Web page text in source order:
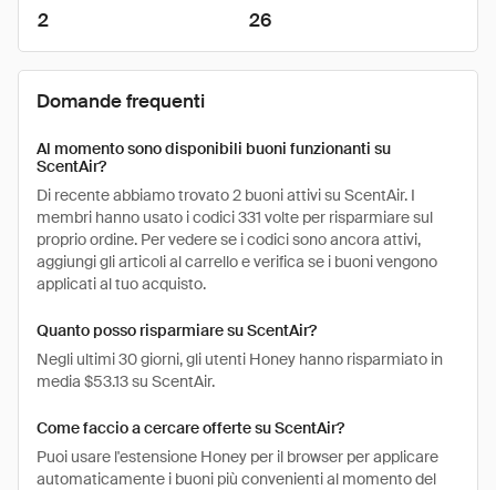
2 26
Domande frequenti
Al momento sono disponibili buoni funzionanti su
ScentAir?
Di recente abbiamo trovato 2 buoni attivi su ScentAir. I
membri hanno usato i codici 331 volte per risparmiare sul
proprio ordine. Per vedere se i codici sono ancora attivi,
aggiungi gli articoli al carrello e verifica se i buoni vengono
applicati al tuo acquisto.
Quanto posso risparmiare su ScentAir?
Negli ultimi 30 giorni, gli utenti Honey hanno risparmiato in
media $53.13 su ScentAir.
Come faccio a cercare offerte su ScentAir?
Puoi usare l'estensione Honey per il browser per applicare
automaticamente i buoni più convenienti al momento del